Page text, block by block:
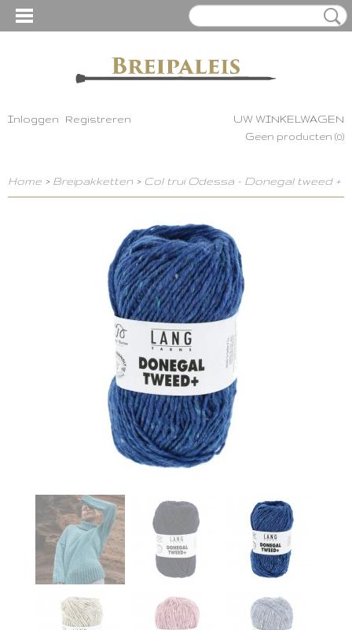
Inloggen Registreren UW WINKELWAGEN
Geen producten (0)
Home > Breipakketten > Col trui Odessa - Donegal tweed +